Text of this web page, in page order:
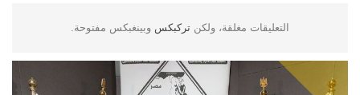
التعليقات مغلقة، ولكن تركبكس وبينغبكس مفتوحة.